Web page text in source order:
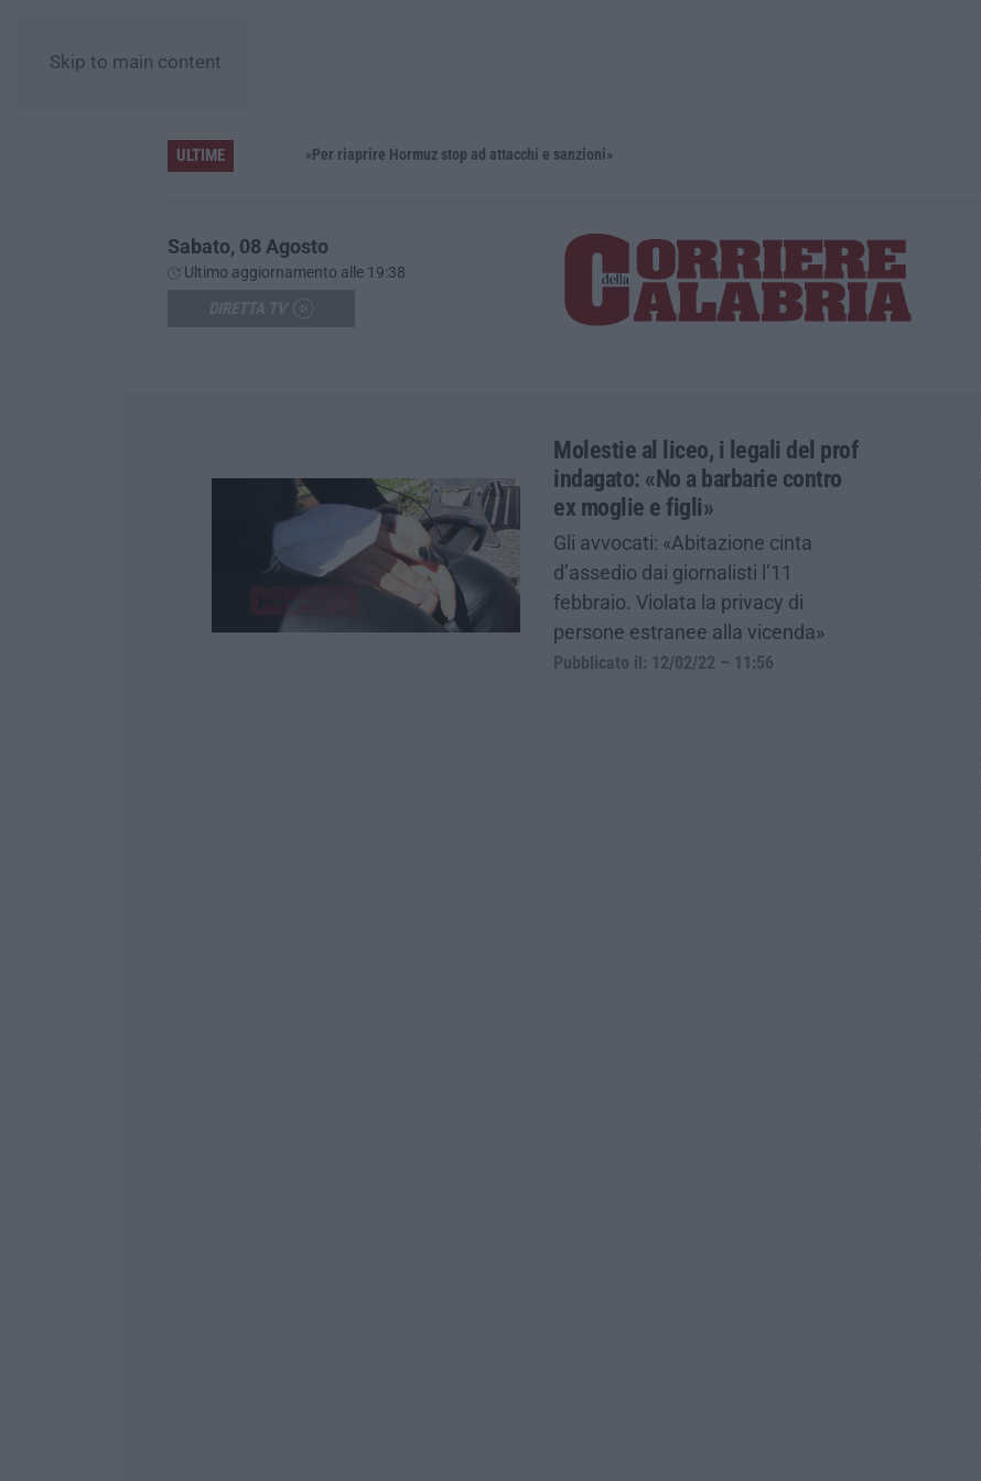
Skip to main content
ULTIME
Pride, la “prima volta” dell’onda arcobaleno a Catanzaro. In migliaia in marcia per i diritti e la libertà – FOTO «Per riaprire Hormuz stop ad attacchi e sanzioni»
Sabato, 08 Agosto
Ultimo aggiornamento alle 19:38
Molestie al liceo, i legali del prof
indagato: «No a barbarie contro
ex moglie e figli»
Gli avvocati: «Abitazione cinta
d’assedio dai giornalisti l’11
febbraio. Violata la privacy di
persone estranee alla vicenda»
Pubblicato il: 12/02/22 – 11:56